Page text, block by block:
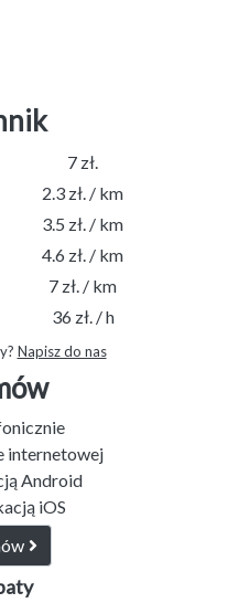
7 zł.
2.3 zł. / km
3.5 zł. / km
4.6 zł. / km
7 zł. / km
36 zł. / h
Napisz do nas
internetowej
Android
iOS